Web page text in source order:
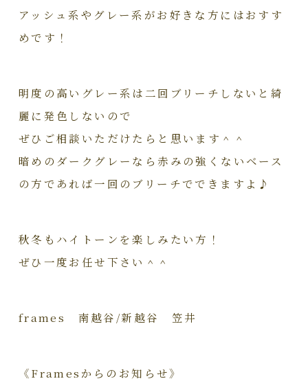
アッシュ系やグレー系がお好きな方にはおすす
めです！
明度の高いグレー系は二回ブリーチしないと綺
麗に発色しないので
ぜひご相談いただけたらと思います＾＾
暗めのダークグレーなら赤みの強くないベース
の方であれば一回のブリーチでできますよ♪
秋冬もハイトーンを楽しみたい方！
ぜひ一度お任せ下さい＾＾
frames 南越谷/新越谷 笠井
《Framesからのお知らせ》